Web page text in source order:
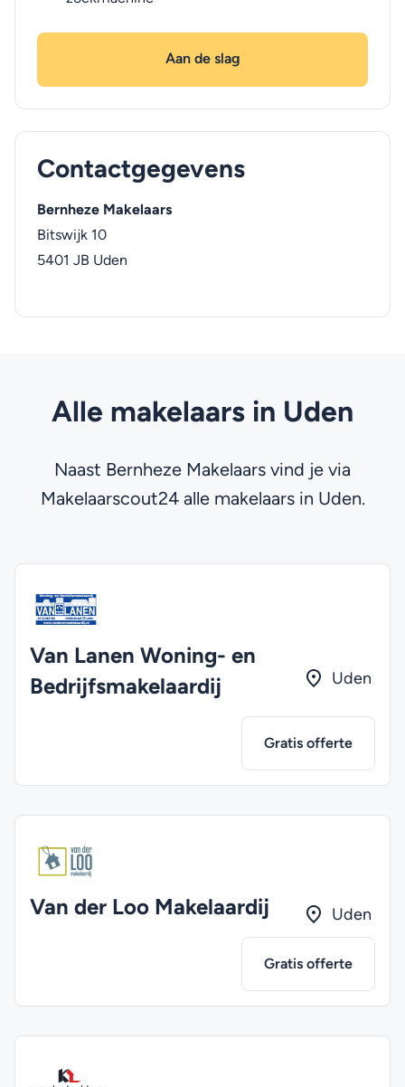
Aan de slag
Contactgegevens
Bernheze Makelaars
Bitswijk 10
5401 JB Uden
Alle makelaars in Uden
Naast Bernheze Makelaars vind je via
Makelaarscout24 alle makelaars in Uden.
Van Lanen Woning- en
Bedrijfsmakelaardij
Uden
Gratis offerte
Van der Loo Makelaardij Uden
Gratis offerte